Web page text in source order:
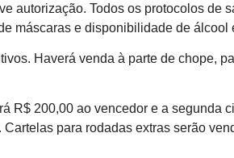
autorização. Todos os protocolos de
máscaras e disponibilidade de álcool
Haverá venda à parte de chope,
R$ 200,00 ao vencedor e a segunda
para rodadas extras serão